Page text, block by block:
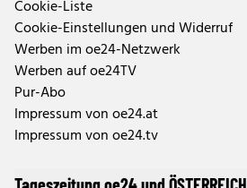
Cookie-Liste
Cookie-Einstellungen und Widerruf
Werben im oe24-Netzwerk
Werben auf oe24TV
Pur-Abo
Impressum von oe24.at
Impressum von oe24.tv